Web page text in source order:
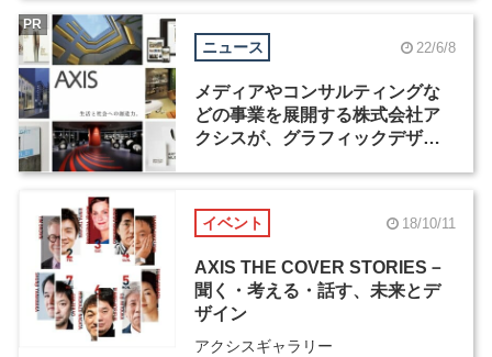
ニュース 22/6/8
メディアやコンサルティングな
どの事業を展開する株式会社ア
クシスが、グラフィックデザイ
PR
イベント 18/10/11
AXIS THE COVER STORIES－
聞く・考える・話す、未来とデ
ザイン
アクシスギャラリー